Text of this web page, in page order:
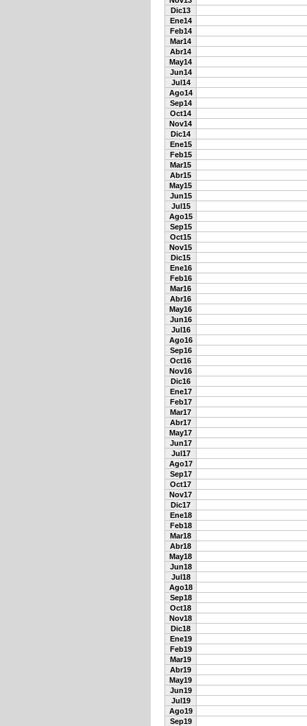
Dic13
Ene14
Feb14
Mar14
Abr14
May14
Jun14
Jul14
Ago14
Sep14
Oct14
Nov14
Dic14
Ene15
Feb15
Mar15
Abr15
May15
Jun15
Jul15
Ago15
Sep15
Oct15
Nov15
Dic15
Ene16
Feb16
Mar16
Abr16
May16
Jun16
Jul16
Ago16
Sep16
Oct16
Nov16
Dic16
Ene17
Feb17
Mar17
Abr17
May17
Jun17
Jul17
Ago17
Sep17
Oct17
Nov17
Dic17
Ene18
Feb18
Mar18
Abr18
May18
Jun18
Jul18
Ago18
Sep18
Oct18
Nov18
Dic18
Ene19
Feb19
Mar19
Abr19
May19
Jun19
Jul19
Ago19
Sep19